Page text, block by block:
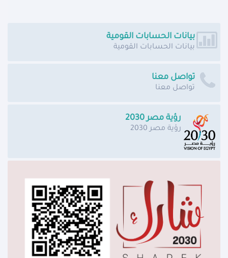
بيانات الحسابات القومية
بيانات الحسابات القومية
تواصل معنا
تواصل معنا
رؤية مصر 2030
رؤية مصر 2030